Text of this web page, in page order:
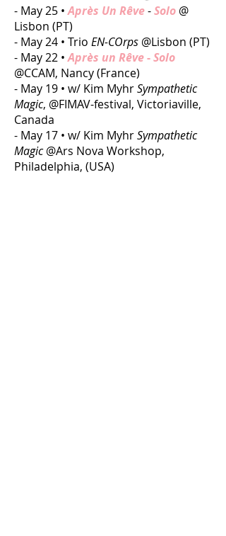
- May 25 •Après Un Rêve-Solo @
Lisbon (PT)
- May 24 • Trio EN-COrps @Lisbon (PT)
- May 22 •Après un Rêve-Solo
@CCAM, Nancy (France)
- May 19 • w/ Kim MyhrSympathetic
Magic, @FIMAV-festival, Victoriaville,
Canada
- May 17 • w/ Kim MyhrSympathetic
Magic@Ars Nova Workshop,
Philadelphia, (USA)